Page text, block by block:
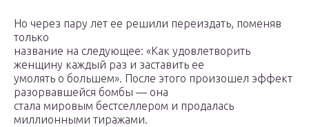
Но через пару лет ее решили переиздать, поменяв
только
название на следующее: «Как удовлетворить
женщину каждый раз и заставить ее
умолять о большем». После этого произошел эффект
разорвавшейся бомбы — она
стала мировым бестселлером и продалась
миллионными тиражами.